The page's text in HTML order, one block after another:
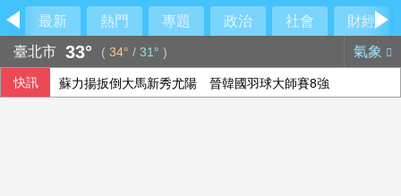
最新 熱門 專題 政治 社會
財經
臺北市 33° ( 34° / 31° ) 氣象
快訊 蘇力揚扳倒大馬新秀尤陽 晉韓國羽球大師賽8強